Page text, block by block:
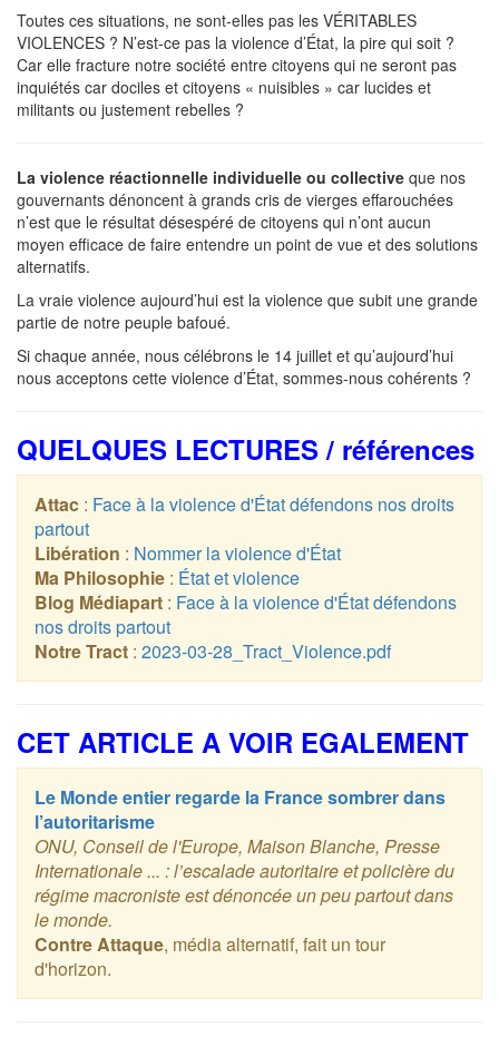
Toutes ces situations, ne sont-elles pas les VÉRITABLES
VIOLENCES ? N’est-ce pas la violence d’État, la pire qui soit ?
Car elle fracture notre société entre citoyens qui ne seront pas
inquiétés car dociles et citoyens « nuisibles » car lucides et
militants ou justement rebelles ?
La violence réactionnelle individuelle ou collective que nos
gouvernants dénoncent à grands cris de vierges effarouchées
n’est que le résultat désespéré de citoyens qui n’ont aucun
moyen efficace de faire entendre un point de vue et des solutions
alternatifs.
La vraie violence aujourd’hui est la violence que subit une grande
partie de notre peuple bafoué.
Si chaque année, nous célébrons le 14 juillet et qu’aujourd’hui
nous acceptons cette violence d’État, sommes-nous cohérents ?
QUELQUES LECTURES / références
Attac : Face à la violence d'État défendons nos droits
partout
Libération : Nommer la violence d'État
Ma Philosophie : État et violence
Blog Médiapart : Face à la violence d'État défendons
nos droits partout
Notre Tract : 2023-03-28_Tract_Violence.pdf
CET ARTICLE A VOIR EGALEMENT
Le Monde entier regarde la France sombrer dans
l’autoritarisme
ONU, Conseil de l'Europe, Maison Blanche, Presse
Internationale ... : l’escalade autoritaire et policière du
régime macroniste est dénoncée un peu partout dans
le monde.
Contre Attaque, média alternatif, fait un tour
d'horizon.